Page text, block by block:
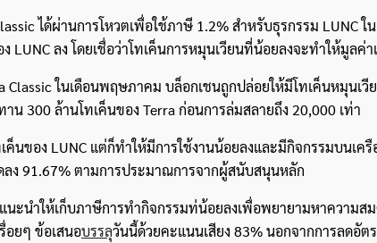
ได้ผ่านการโหวตเพื่อใช้ภาษี 1.2% สำหรับธุรกรรม LUNC ใ
ลง โดยเชื่อว่าโทเค็นการหมุนเวียนที่น้อยลงจะทำให้มูลค่
Classic ในเดือนพฤษภาคม บล็อกเชนถูกปล่อยให้มีโทเค็นหมุนเวี
น 300 ล้านโทเค็นของ Terra ก่อนการล่มสลายถึง 20,000 เท่า
นของ LUNC แต่ก็ทำให้มีการใช้งานน้อยลงและมีกิจกรรมบนเค
ง 91.67% ตามการประมาณการจากผู้สนับสนุนหลัก
นะนำให้เก็บภาษีการทำกิจกรรมท่น้อยลงเพื่อพยายามหาความส
อยๆ ข้อเสนอบรรลุวันนี้ด้วยคะแนนเสียง 83% นอกจากการลดอัต